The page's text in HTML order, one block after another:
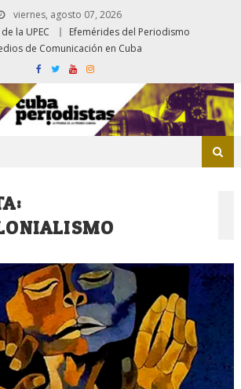
viernes, agosto 07, 2026
la UPEC
Efemérides del Periodismo
de Comunicación en Cuba